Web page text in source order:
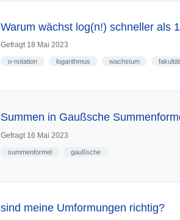
Warum wächst log(n!) schneller als
Gefragt 18 Mai 2023
o-notation logarithmus wachstum fakultät
Summen in Gaußsche
Gefragt 16 Mai 2023
summenformel gaußsche
sind meine Umformungen richtig?